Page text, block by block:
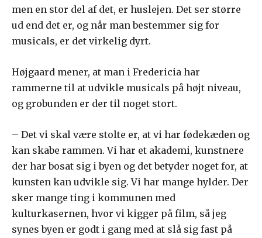
men en stor del af det, er huslejen. Det ser større
ud end det er, og når man bestemmer sig for
musicals, er det virkelig dyrt.
Højgaard mener, at man i Fredericia har
rammerne til at udvikle musicals på højt niveau,
og grobunden er der til noget stort.
– Det vi skal være stolte er, at vi har fødekæden og
kan skabe rammen. Vi har et akademi, kunstnere
der har bosat sig i byen og det betyder noget for, at
kunsten kan udvikle sig. Vi har mange hylder. Der
sker mange ting i kommunen med
kulturkasernen, hvor vi kigger på film, så jeg
synes byen er godt i gang med at slå sig fast på